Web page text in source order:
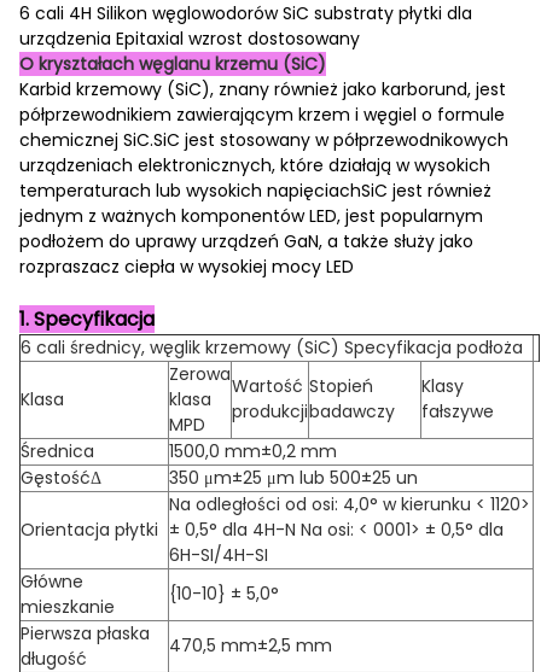
6 cali 4H Silikon węglowodorów SiC substraty płytki dla
urządzenia Epitaxial wzrost dostosowany
O kryształach węglanu krzemu (SiC)
Karbid krzemowy (SiC), znany również jako karborund, jest
półprzewodnikiem zawierającym krzem i węgiel o formule
chemicznej SiC.SiC jest stosowany w półprzewodnikowych
urządzeniach elektronicznych, które działają w wysokich
temperaturach lub wysokich napięciachSiC jest również
jednym z ważnych komponentów LED, jest popularnym
podłożem do uprawy urządzeń GaN, a także służy jako
rozpraszacz ciepła w wysokiej mocy LED
1. Specyfikacja
6 cali średnicy, węglik krzemowy (SiC) Specyfikacja podłoża
Klasa
Zerowa
klasa
MPD
Wartość
produkcji
Stopień
badawczy
Klasy
fałszywe
Średnica
1500,0 mm±0,2 mm
GęstośćΔ
350 μm±25 μm lub 500±25 un
Orientacja płytki
Na odległości od osi: 4,0° w kierunku < 1120>
± 0,5° dla 4H-N Na osi: < 0001> ± 0,5° dla
6H-SI/4H-SI
Główne
mieszkanie
{10-10} ± 5,0°
Pierwsza płaska
długość
470,5 mm±2,5 mm